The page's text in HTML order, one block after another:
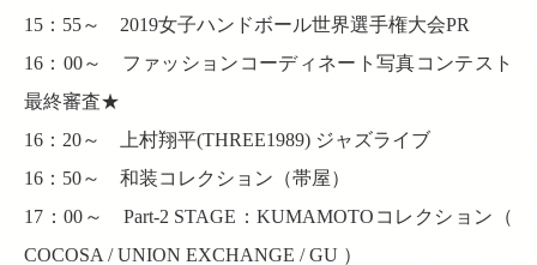
15：55～ 2019女子ハンドボール世界選手権大会PR
16：00～ ファッションコーディネート写真コンテスト
最終審査★
16：20～ 上村翔平(THREE1989) ジャズライブ
16：50～ 和装コレクション（帯屋）
17：00～ Part-2 STAGE：KUMAMOTOコレクション（
COCOSA / UNION EXCHANGE / GU ）